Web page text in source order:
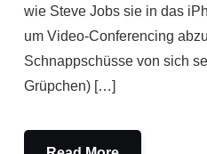
wie Steve Jobs sie in das
um Video-Conferencing
Schnappschüsse von sich
Grüpchen) […]